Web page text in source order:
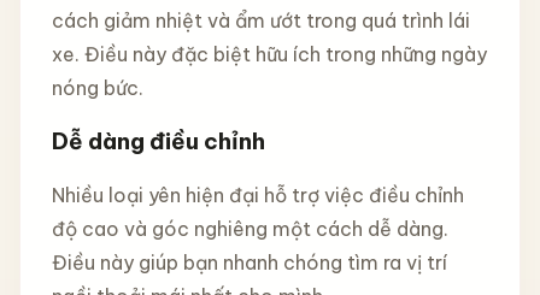
cách giảm nhiệt và ẩm ướt trong quá trình lái
xe. Điều này đặc biệt hữu ích trong những ngày
nóng bức.
Dễ dàng điều chỉnh
Nhiều loại yên hiện đại hỗ trợ việc điều chỉnh
độ cao và góc nghiêng một cách dễ dàng.
Điều này giúp bạn nhanh chóng tìm ra vị trí